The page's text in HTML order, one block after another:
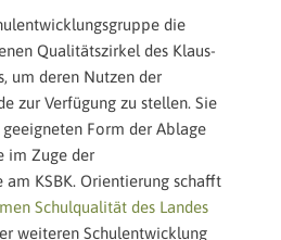
die
Qualitätszirkel des Klaus-
um deren Nutzen der
zur Verfügung zu stellen. Sie
Form der Ablage
im Zuge der
am KSBK. Orientierung schafft
Schulqualität des Landes
weiteren Schulentwicklung